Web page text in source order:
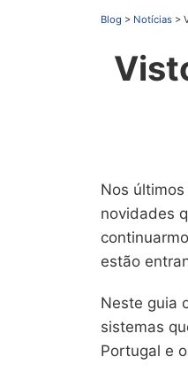
Blog > Notícias >
Nos
novidades
estão
Neste guia
sistemas
Portugal e